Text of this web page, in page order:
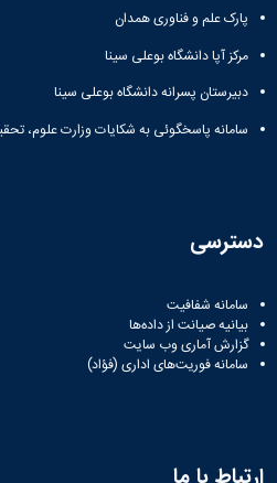
دانشگاه
پارک علم و فناوری همدان
مرکز آپا دانشگاه بوعلی سینا
دبیرستان پسرانه دانشگاه بوعلی سینا
سامانه پاسخگوئی به شکایات وزارت علوم،
دسترسی
سامانه شفافیت
بیانیه صیانت از داده‌ها
گزارش آماری وب‌ سایت
سامانه فوریت‌های اداری (فؤاد)